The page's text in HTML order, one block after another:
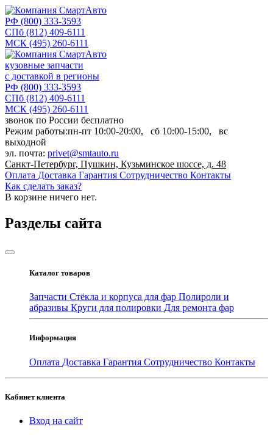
РФ (800) 333-3593
СПб (812) 409-6111
МСК (495) 260-6111
кузовные запчасти
с доставкой в регионы
РФ (800) 333-3593
СПб (812) 409-6111
МСК (495) 260-6111
звонок по России бесплатно
Режим работы:пн-пт 10:00-20:00, сб 10:00-15:00, вс
выходной
эл. почта: privet@smtauto.ru
Санкт-Петербург, Пушкин, Кузьминское шоссе, д. 48
Оплата Доставка Гарантия Сотрудничество Контакты
Как сделать заказ?
В корзине ничего нет.
Разделы сайта
Каталог товаров
Запчасти Стёкла и корпуса для фар Полироли и
абразивы Круги для полировки Для ремонта фар
Информация
Оплата Доставка Гарантия Сотрудничество Контакты
Кабинет клиента
Вход на сайт